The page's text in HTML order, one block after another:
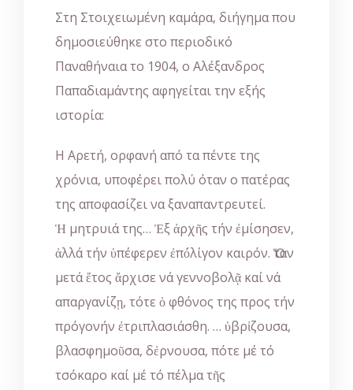
Στη Στοιχειωμένη καμάρα, διήγημα που
δημοσιεύθηκε στο περιοδικό
Παναθήναια το 1904, ο Αλέξανδρος
Παπαδιαμάντης αφηγείται την εξής
ιστορία:
Η Αρετή, ορφανή από τα πέντε της
χρόνια, υποφέρει πολύ όταν ο πατέρας
της αποφασίζει να ξαναπαντρευτεί.
Ἡ μητρυιά της… Ἐξ ἀρχῆς τήν ἐμίσησεν,
ἀλλά τήν ὑπέφερεν ἐπ΄ὀλίγον καιρόν. Ὅταν
μετά ἔτος ἄρχισε νά γεννοβολᾷ καί νά
απαργανίζῃ, τότε ὁ φθόνος της προς τήν
πρόγονήν ἐτριπλασιάσθη. … ὑβρἰζουσα,
βλασφημοῦσα, δἐρνουσα, πότε μέ τό
τσόκαρο καί μέ τό πέλμα τῆς